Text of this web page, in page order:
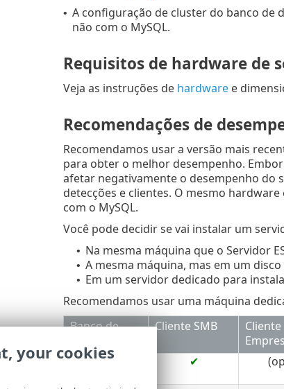
• A configuração de cluster do banco de
não com o MySQL.
Requisitos de hardware de
Veja as instruções de hardwaree
Recomendações de
Recomendamos usar a versão mais
para obter o melhor desempenho.
afetar negativamente o desempenho do
detecções e clientes. O mesmo
com o MySQL.
Você pode decidir se vai instalar um
• Na mesma máquina que o Servidor
• A mesma máquina, mas em um
• Em um servidor dedicado para
Recomendamos usar uma máquina
Banco de
Cliente SMB
Cliente
Microsoft
✔
your cookies